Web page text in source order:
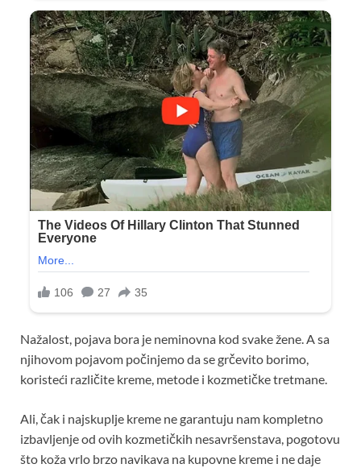
Nažalost, pojava bora je neminovna kod svake žene. A sa
njihovom pojavom počinjemo da se grčevito borimo,
koristeći različite kreme, metode i kozmetičke tretmane.
Ali, čak i najskuplje kreme ne garantuju nam kompletno
izbavljenje od ovih kozmetičkih nesavršenstava, pogotovu
što koža vrlo brzo navikava na kupovne kreme i ne daje